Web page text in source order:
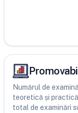
Numărul de
teoretică și
total de examinări